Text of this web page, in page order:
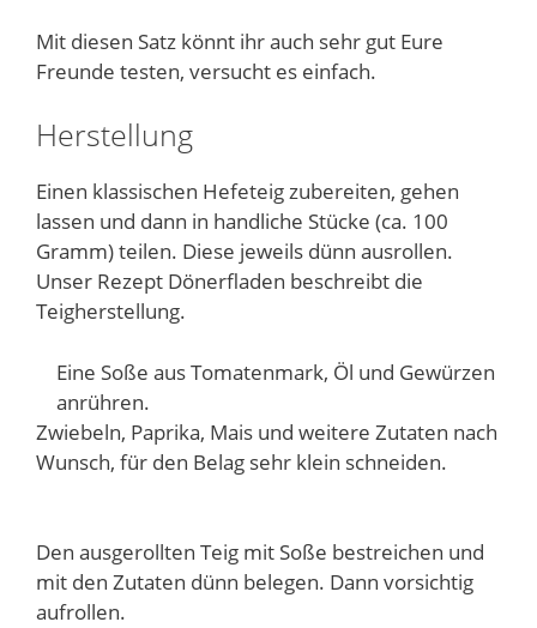
Mit diesen Satz könnt ihr auch sehr gut Eure
Freunde testen, versucht es einfach.
Herstellung
Einen klassischen Hefeteig zubereiten, gehen
lassen und dann in handliche Stücke (ca. 100
Gramm) teilen. Diese jeweils dünn ausrollen.
Unser Rezept Dönerfladen beschreibt die
Teigherstellung.
Eine Soße aus Tomatenmark, Öl und Gewürzen
anrühren.
Zwiebeln, Paprika, Mais und weitere Zutaten nach
Wunsch, für den Belag sehr klein schneiden.
Den ausgerollten Teig mit Soße bestreichen und
mit den Zutaten dünn belegen. Dann vorsichtig
aufrollen.